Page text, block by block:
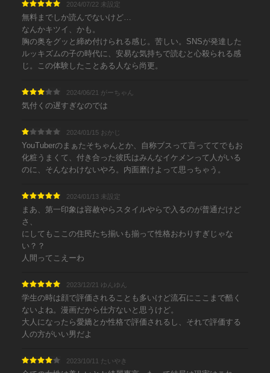
2024/07/22 未設定
無料までしか読んでないけど…
なんかキツイ、かも。
胸の奥をグッと締め付けられる感じ。苦しい。SNSが発達した
ルッキズムの子の時代に、安易な気持ちで読むと心殺られる感
じ。この体験したことある人なら尚更。
2024/06/21 がーちゃん
気付くの遅すぎなのでは
2024/01/15 おかじ
YouTuberのまぁたそちゃんとか、自称ブスって言っててでもお
化粧うまくて、付き合った彼氏はみんなイケメンって人がいる
のに、そんなわけないやろ。内面磨けよって思っちゃう。
2024/01/13 未設定
まあ、第一印象は容赦やらスタイルやらで入るのが普通だけど
さ、
にしてもここの住民たち揃いも揃って性格おわりすぎじゃな
い？？
人間ってこえーわ
2023/12/21 ゆんゆん
学生の時は顔で評価されることも多いけど流石にここまで酷く
ないよね。漫画だから仕方ないと思うけど。
大人になったら愛嬌とか性格で評価されるし、それで評価する
人の方がいい男だよ
2023/10/11 たいやき